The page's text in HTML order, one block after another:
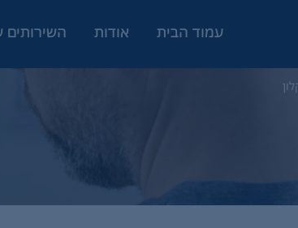
עמוד הבית אודות השירותים